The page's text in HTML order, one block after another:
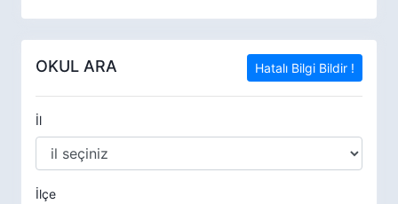
OKUL ARA Hatalı Bilgi Bildir !
İl
İlçe